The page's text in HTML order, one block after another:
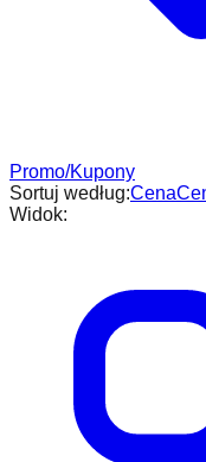
Promo/Kupony
Sortuj według:Cena
Widok: